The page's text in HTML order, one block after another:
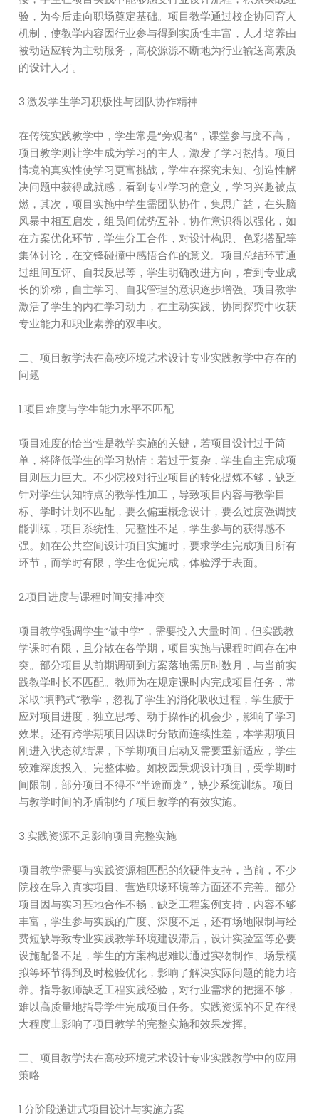
验，为今后走向职场奠定基础。项目教学通过校企协同育人
机制，使教学内容因行业参与得到实质性丰富，人才培养由
被动适应转为主动服务，高校源源不断地为行业输送高素质
的设计人才。
3.激发学生学习积极性与团队协作精神
在传统实践教学中，学生常是“旁观者”，课堂参与度不高，
项目教学则让学生成为学习的主人，激发了学习热情。项目
情境的真实性使学习更富挑战，学生在探究未知、创造性解
决问题中获得成就感，看到专业学习的意义，学习兴趣被点
燃，其次，项目实施中学生需团队协作，集思广益，在头脑
风暴中相互启发，组员间优势互补，协作意识得以强化，如
在方案优化环节，学生分工合作，对设计构思、色彩搭配等
集体讨论，在交锋碰撞中感悟合作的意义。项目总结环节通
过组间互评、自我反思等，学生明确改进方向，看到专业成
长的阶梯，自主学习、自我管理的意识逐步增强。项目教学
激活了学生的内在学习动力，在主动实践、协同探究中收获
专业能力和职业素养的双丰收。
二、项目教学法在高校环境艺术设计专业实践教学中存在的
问题
1.项目难度与学生能力水平不匹配
项目难度的恰当性是教学实施的关键，若项目设计过于简
单，将降低学生的学习热情；若过于复杂，学生自主完成项
目则压力巨大。不少院校对行业项目的转化提炼不够，缺乏
针对学生认知特点的教学性加工，导致项目内容与教学目
标、学时计划不匹配，要么偏重概念设计，要么过度强调技
能训练，项目系统性、完整性不足，学生参与的获得感不
强。如在公共空间设计项目实施时，要求学生完成项目所有
环节，而学时有限，学生仓促完成，体验浮于表面。
2.项目进度与课程时间安排冲突
项目教学强调学生“做中学”，需要投入大量时间，但实践教
学课时有限，且分散在各学期，项目实施与课程时间存在冲
突。部分项目从前期调研到方案落地需历时数月，与当前实
践教学时长不匹配。教师为在规定课时内完成项目任务，常
采取“填鸭式”教学，忽视了学生的消化吸收过程，学生疲于
应对项目进度，独立思考、动手操作的机会少，影响了学习
效果。还有跨学期项目因课时分散而连续性差，本学期项目
刚进入状态就结课，下学期项目启动又需要重新适应，学生
较难深度投入、完整体验。如校园景观设计项目，受学期时
间限制，部分项目不得不“半途而废”，缺少系统训练。项目
与教学时间的矛盾制约了项目教学的有效实施。
3.实践资源不足影响项目完整实施
项目教学需要与实践资源相匹配的软硬件支持，当前，不少
院校在导入真实项目、营造职场环境等方面还不完善。部分
项目因与实习基地合作不畅，缺乏工程案例支持，内容不够
丰富，学生参与实践的广度、深度不足，还有场地限制与经
费短缺导致专业实践教学环境建设滞后，设计实验室等必要
设施配备不足，学生的方案构思难以通过实物制作、场景模
拟等环节得到及时检验优化，影响了解决实际问题的能力培
养。指导教师缺乏工程实践经验，对行业需求的把握不够，
难以高质量地指导学生完成项目任务。实践资源的不足在很
大程度上影响了项目教学的完整实施和效果发挥。
三、项目教学法在高校环境艺术设计专业实践教学中的应用
策略
1.分阶段递进式项目设计与实施方案